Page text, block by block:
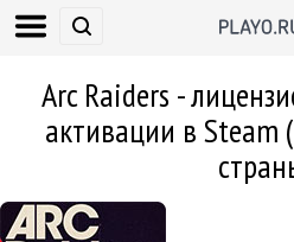
Arc Raiders -
активации в Steam